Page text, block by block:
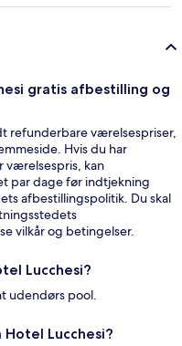
gratis afbestilling og
refunderbare værelsespriser,
Hvis du har
værelsespris, kan
par dage før indtjekning
afbestillingspolitik. Du skal
vilkår og betingelser.
Lucchesi?
udendørs pool.
Lucchesi?